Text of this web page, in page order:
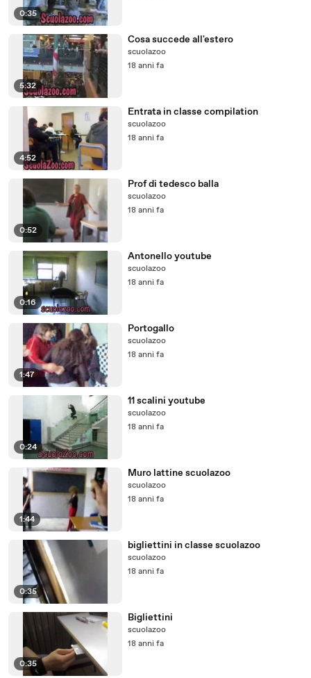
0:35
5:32
Cosa succede all'estero
scuolazoo
18 anni fa
4:52
Entrata in classe compilation
scuolazoo
18 anni fa
0:52
Prof di tedesco balla
scuolazoo
18 anni fa
0:16
Antonello youtube
scuolazoo
18 anni fa
1:47
Portogallo
scuolazoo
18 anni fa
0:24
11 scalini youtube
scuolazoo
18 anni fa
1:44
Muro lattine scuolazoo
scuolazoo
18 anni fa
0:35
bigliettini in classe scuolazoo
scuolazoo
18 anni fa
0:35
Bigliettini
scuolazoo
18 anni fa